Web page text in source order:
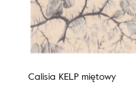
Calisia KELP miętowy